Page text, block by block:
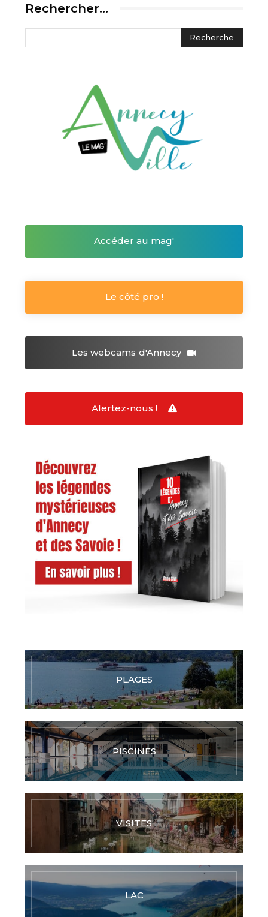
Rechercher…
Accéder au mag'
Le côté pro !
Les webcams d'Annecy
Alertez-nous !
PLAGES
PISCINES
VISITES
LAC